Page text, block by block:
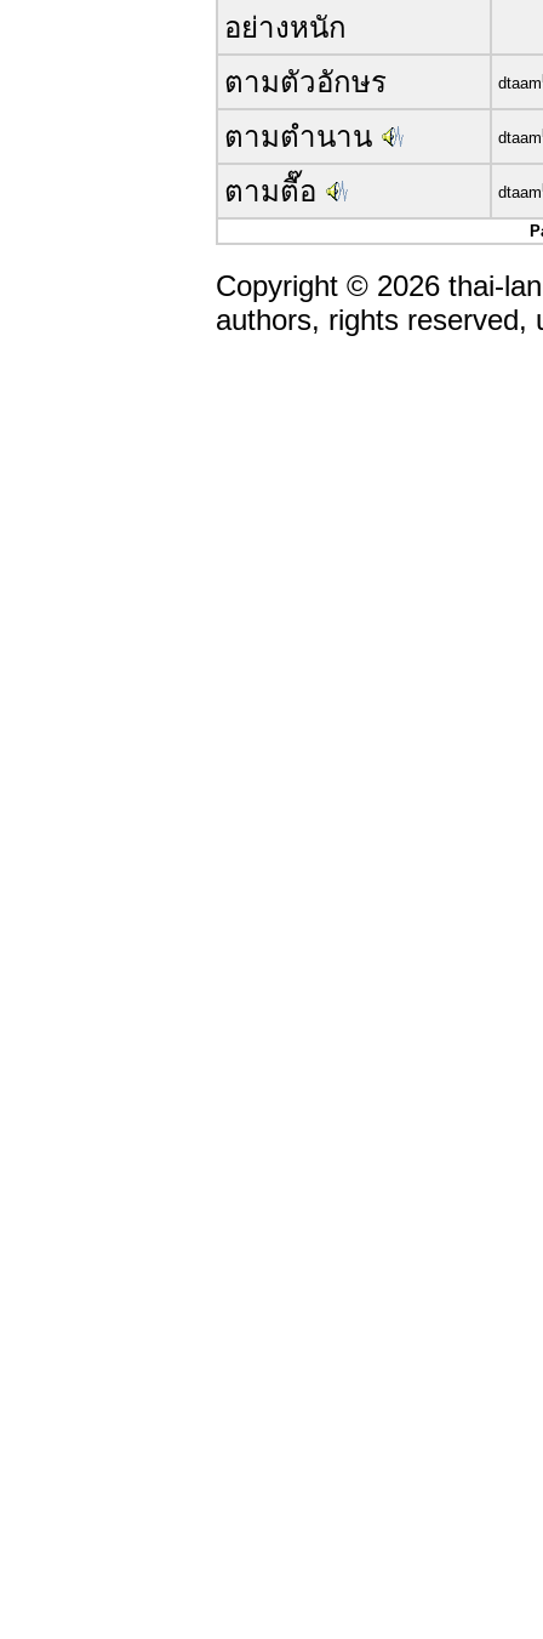
อย่างหนัก
ตามตัวอักษร dtaam
ตามตำนาน dtaam
ตามตื๊อ dtaam
Copyright © 2026 thai-
authors, rights